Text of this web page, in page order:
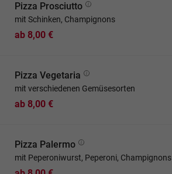
Pizza Prosciutto
mit Schinken, Champignons
ab 8,00 €
Pizza Vegetaria
mit verschiedenen Gemüsesorten
ab 8,00 €
Pizza Palermo
mit Peperoniwurst, Peperoni, Champignons